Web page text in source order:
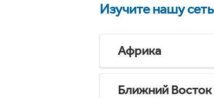
Изучите нашу
Африка
Ближний Восток